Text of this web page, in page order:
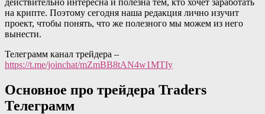
на крипте. Поэтому сегодня наша редакция лично изучит
проект, чтобы понять, что же полезного мы можем из него
вынести.
Телеграмм канал трейдера –
https://t.me/joinchat/mZmBB8tAN4w1MTIy
Основное про трейдера Traders
Телеграмм